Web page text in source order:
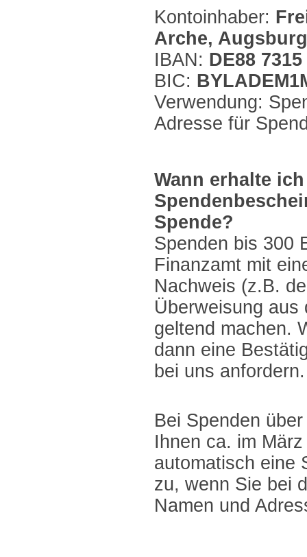
Kontoinhaber:
Arche,
IBAN: DE88
BIC:
Verwendung:
Adresse für
Wann erhalte
Spende?
Spenden bis 300
Finanzamt mit
Nachweis (z.B.
Überweisung aus
geltend machen.
dann eine
bei uns anfordern.
Bei Spenden
Ihnen ca. im
automatisch eine
zu, wenn Sie bei
Namen und